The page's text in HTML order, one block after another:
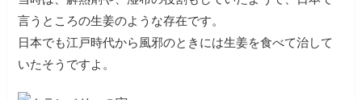
言うところの生姜のような存在です。
日本でも江戸時代から風邪のときには生姜を食べて治して
いたそうですよ。